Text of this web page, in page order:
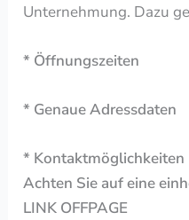
Unternehmung. Dazu
* Öffnungszeiten
* Genaue Adressdaten
* Kontaktmöglichkeiten
Achten Sie auf eine
LINK OFFPAGE